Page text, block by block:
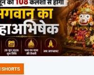
SHORTS